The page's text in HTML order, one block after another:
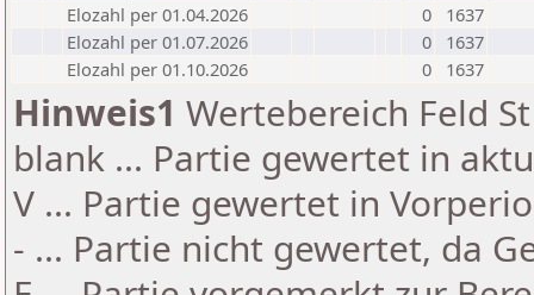
Elozahl per 01.04.2026
0
1637
Elozahl per 01.07.2026
0
1637
Elozahl per 01.10.2026
0 1637
Hinweis1 Wertebereich Feld
blank ... Partie gewertet in
V ... Partie gewertet in
- ... Partie nicht gewertet, da